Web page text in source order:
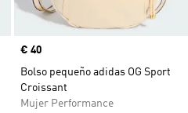
Precio
€ 40
Bolso pequeño adidas OG Sport
Croissant
Mujer Performance